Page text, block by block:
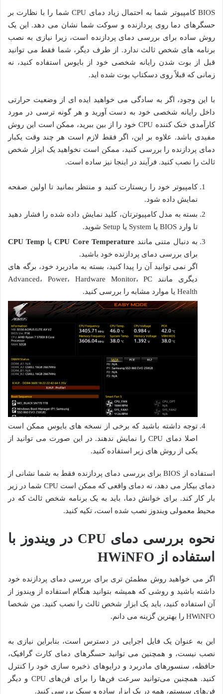
BIOS کامپیوتر شما به احتمال زیاد دمای CPU شما را با نظارت بر
حسگرهای دما روی پردازنده و سوکت شما نشان می دهد. این یک
روش ساده برای بررسی دمای پردازنده است، زیرا نیازی به نصب
برنامه های شخص ثالث ندارد. از طرف دیگر، شما فقط می توانید
قبل از بوت شدن رایانه شخصی خود از بایوس استفاده کنید، نه
زمانی که قبلاً روی دسکتاپ بوت شده اید.
با این وجود، اگر به سادگی می خواهید ایده ای از وضعیت حرارتی
داخل رایانه شخصی خود به دست آورید و هر گونه ترسی در مورد
کارآمدی خنک کننده CPU خود را از بین ببرید، ممکن است این روش
مفیدی باشد. علاوه بر این، اگر فقط لازم است هر چند وقت یکبار
دمای پردازنده را بررسی کنید، ممکن است نخواهید یک ابزار شخص
ثالث را نصب کنید. فرآیند در اینجا نیز ساده است.
کامپیوتر خود را ریستارت کنید و منتظر بمانید تا اولین صفحه
نمایش داده شود.
بسته به مدل کامپیوترتان، کلید نمایش داده شده را فشار دهید
تا وارد BIOS یا System یا Setup شوید.
به دنبال متنی مانند CPU Core Temperatureیا CPU Temp
برای بررسی دمای پردازنده خود باشید.
اگر نمی توانید آن را پیدا کنید، بسته به مادربرد خود، برگه های
دیگری مانند Advanced، Power، Hardware Monitor، PC
Health یا موارد مشابه را بررسی کنید.
توجه داشته باشید که برخی از نسخه های بایوس ممکن است
اصلا دمای CPU را نمایش ندهند. در این صورت می توانید از
یکی از روش های زیر استفاده کنید.
استفاده از BIOS برای بررسی دمای پردازنده فقط به شما نشانی از
دمای بیکار می دهد، نه دمای واقعی که ممکن است CPU شما در زیر
بار کار کند. برای خوانش دما، باید به یک برنامه شخص ثالث که در
محیط معمولی ویندوز نصب شده است، تکیه کنید.
نحوه بررسی دمای CPU در ویندوز با
استفاده از HWiNFO
اگر می خواهید روش مطمئن تری برای بررسی دمای پردازنده خود
داشته باشید و روشی که همیشه بتوانید هنگام استفاده از ویندوز از
آن استفاده کنید، باید یک ابزار شخص ثالث را نصب کنید. من شخصا
HWiNFO را بهترین گزینه می دانم.
این به عنوان یک فایل اجرایی در دسترس است، بنابراین نیازی به
نصب نیست، و همچنین می توانید حسگرهای دمای کارت گرافیک،
حافظه، سنسورهای مادربرد و درایوهای ذخیره سازی خود را کنترل
کنید. همچنین می‌توانید سرعت فن‌ها را برای فن‌های CPU و دیگر
فن‌های سیستم، همه در یک ابزار ساده و سبک بررسی کنید.